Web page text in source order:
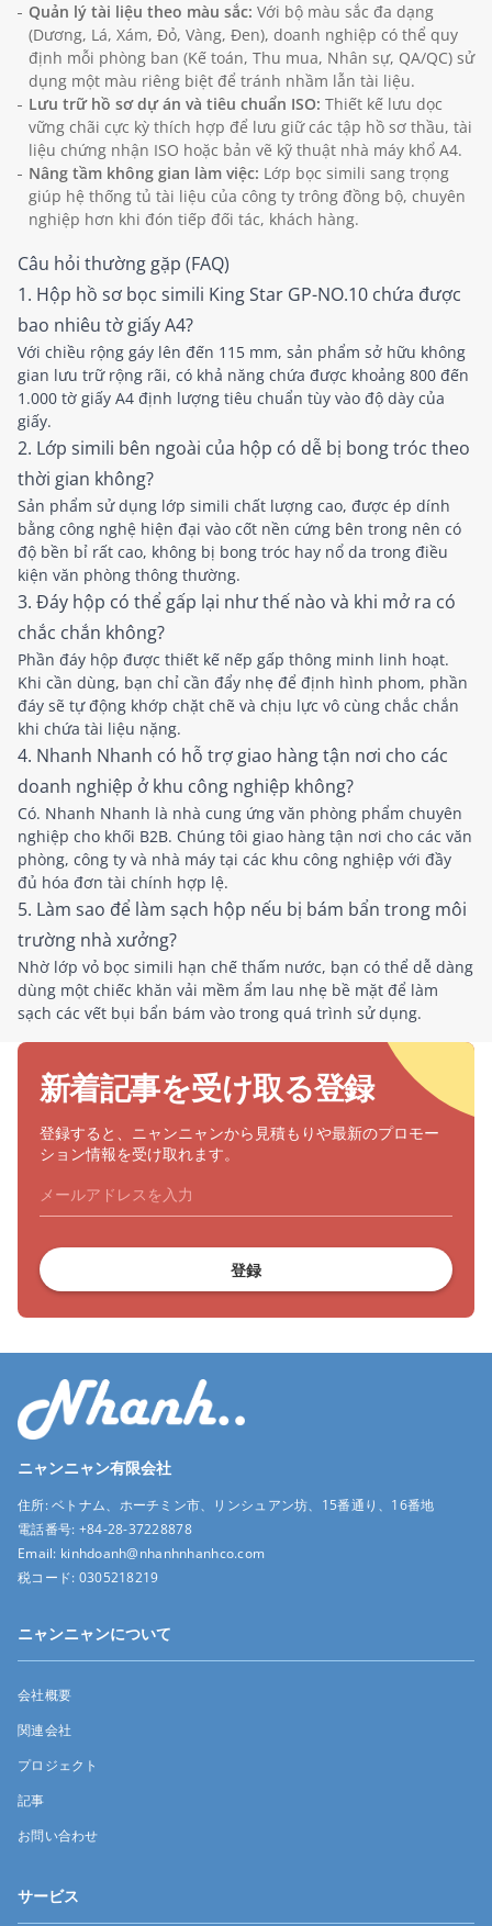
Quản lý tài liệu theo màu sắc: Với bộ màu sắc đa dạng
(Dương, Lá, Xám, Đỏ, Vàng, Đen), doanh nghiệp có thể quy
định mỗi phòng ban (Kế toán, Thu mua, Nhân sự, QA/QC) sử
dụng một màu riêng biệt để tránh nhầm lẫn tài liệu.
Lưu trữ hồ sơ dự án và tiêu chuẩn ISO: Thiết kế lưu dọc
vững chãi cực kỳ thích hợp để lưu giữ các tập hồ sơ thầu, tài
liệu chứng nhận ISO hoặc bản vẽ kỹ thuật nhà máy khổ A4.
Nâng tầm không gian làm việc: Lớp bọc simili sang trọng
giúp hệ thống tủ tài liệu của công ty trông đồng bộ, chuyên
nghiệp hơn khi đón tiếp đối tác, khách hàng.
Câu hỏi thường gặp (FAQ)
1. Hộp hồ sơ bọc simili King Star GP-NO.10 chứa được
bao nhiêu tờ giấy A4?
Với chiều rộng gáy lên đến 115 mm, sản phẩm sở hữu không
gian lưu trữ rộng rãi, có khả năng chứa được khoảng 800 đến
1.000 tờ giấy A4 định lượng tiêu chuẩn tùy vào độ dày của
giấy.
2. Lớp simili bên ngoài của hộp có dễ bị bong tróc theo
thời gian không?
Sản phẩm sử dụng lớp simili chất lượng cao, được ép dính
bằng công nghệ hiện đại vào cốt nền cứng bên trong nên có
độ bền bỉ rất cao, không bị bong tróc hay nổ da trong điều
kiện văn phòng thông thường.
3. Đáy hộp có thể gấp lại như thế nào và khi mở ra có
chắc chắn không?
Phần đáy hộp được thiết kế nếp gấp thông minh linh hoạt.
Khi cần dùng, bạn chỉ cần đẩy nhẹ để định hình phom, phần
đáy sẽ tự động khớp chặt chẽ và chịu lực vô cùng chắc chắn
khi chứa tài liệu nặng.
4. Nhanh Nhanh có hỗ trợ giao hàng tận nơi cho các
doanh nghiệp ở khu công nghiệp không?
Có. Nhanh Nhanh là nhà cung ứng văn phòng phẩm chuyên
nghiệp cho khối B2B. Chúng tôi giao hàng tận nơi cho các văn
phòng, công ty và nhà máy tại các khu công nghiệp với đầy
đủ hóa đơn tài chính hợp lệ.
5. Làm sao để làm sạch hộp nếu bị bám bẩn trong môi
trường nhà xưởng?
Nhờ lớp vỏ bọc simili hạn chế thấm nước, bạn có thể dễ dàng
dùng một chiếc khăn vải mềm ẩm lau nhẹ bề mặt để làm
sạch các vết bụi bẩn bám vào trong quá trình sử dụng.
新着記事を受け取る登録
登録すると、ニャンニャンから見積もりや最新のプロモー
ション情報を受け取れます。
登録
ニャンニャン有限会社
住所:ベトナム、ホーチミン市、リンシュアン坊、15番通り、16番地
電話番号: +84-28-37228878
Email: kinhdoanh@nhanhnhanhco.com
税コード: 0305218219
ニャンニャンについて
会社概要
関連会社
プロジェクト
記事
お問い合わせ
サービス